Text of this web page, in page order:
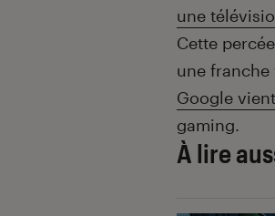
une
Cette
une
Google
gaming.
À lire